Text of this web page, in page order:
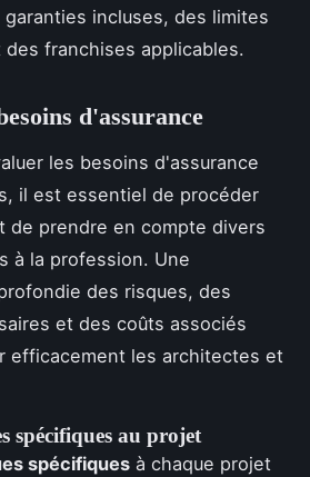
incluses, des limites
franchises applicables.
d'assurance
les besoins d'assurance
il est essentiel de procéder
de prendre en compte divers
à la profession. Une
des risques, des
et des coûts associés
efficacement les architectes et
spécifiques au projet
spécifiques à chaque projet